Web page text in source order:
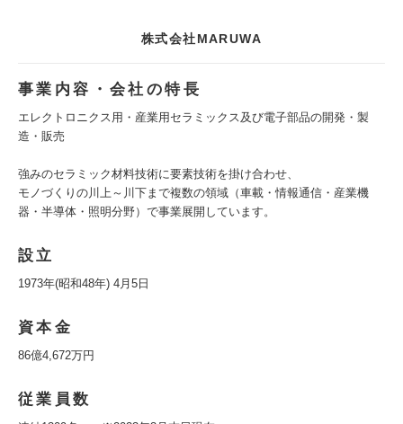
株式会社MARUWA
事業内容・会社の特長
エレクトロニクス用・産業用セラミックス及び電子部品の開発・製
造・販売
強みのセラミック材料技術に要素技術を掛け合わせ、
モノづくりの川上～川下まで複数の領域（車載・情報通信・産業機
器・半導体・照明分野）で事業展開しています。
設立
1973年(昭和48年) 4月5日
資本金
86億4,672万円
従業員数